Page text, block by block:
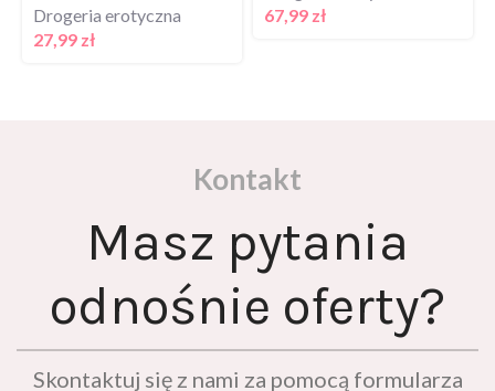
Drogeria erotyczna
27,99 zł
67,99 zł
Kontakt
Masz pytania
odnośnie oferty?
Skontaktuj się z nami za pomocą formularza